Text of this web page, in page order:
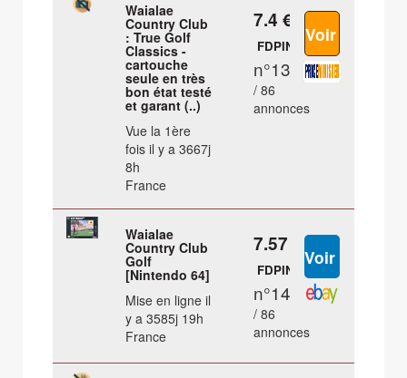
Waialae
Country Club
: True Golf
Classics -
cartouche
seule en très
bon état testé
et garant (..)
Vue la 1ère
fois il y a 3667j
8h
France
7.4 €
FDPIN
n°13
/ 86
annonces
Waialae
Country Club
Golf
[Nintendo 64]
Mise en ligne il
y a 3585j 19h
France
7.57 €
FDPIN
n°14
/ 86
annonces